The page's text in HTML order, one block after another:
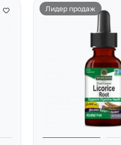
Лидер продаж